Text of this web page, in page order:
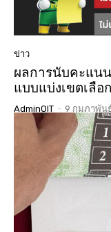
ข่าว
ผลการนับคะแน
แบบแบ่งเขตเลื
AdminOIT - 9 กุมภาพัน